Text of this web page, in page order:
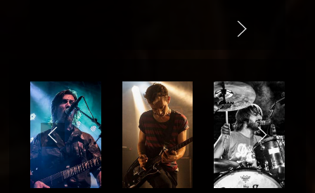
/var/www/vhosts/joomlaplates.org/httpdocs/
on line59